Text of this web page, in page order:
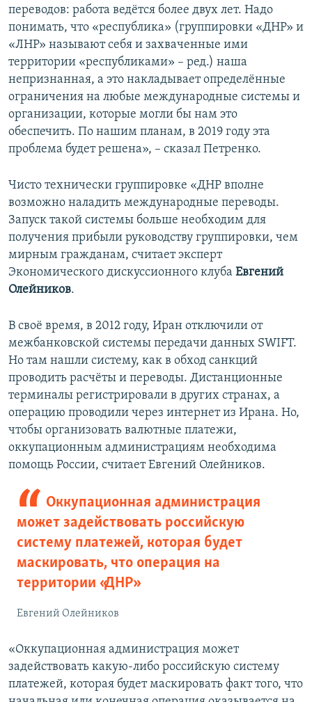
переводов: работа ведётся более двух лет. Надо
понимать, что «республика» (группировки «ДНР» и
«ЛНР» называют себя и захваченные ими
территории «республиками» – ред.) наша
непризнанная, а это накладывает определённые
ограничения на любые международные системы и
организации, которые могли бы нам это
обеспечить. По нашим планам, в 2019 году эта
проблема будет решена», – сказал Петренко.
Чисто технически группировке «ДНР вполне
возможно наладить международные переводы.
Запуск такой системы больше необходим для
получения прибыли руководству группировки, чем
мирным гражданам, считает эксперт
Экономического дискуссионного клуба Евгений
Олейников.
В своё время, в 2012 году, Иран отключили от
межбанковской системы передачи данных SWIFT.
Но там нашли систему, как в обход санкций
проводить расчёты и переводы. Дистанционные
терминалы регистрировали в других странах, а
операцию проводили через интернет из Ирана. Но,
чтобы организовать валютные платежи,
оккупационным администрациям необходима
помощь России, считает Евгений Олейников.
Оккупационная администрация
может задействовать российскую
систему платежей, которая будет
маскировать, что операция на
территории «ДНР»
Евгений Олейников
«Оккупационная администрация может
задействовать какую-либо российскую систему
платежей, которая будет маскировать факт того, что